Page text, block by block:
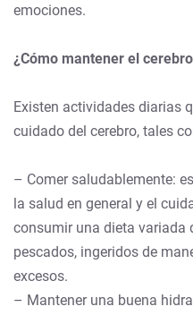
emociones.
¿Cómo mantener el
Existen actividades diarias
cuidado del cerebro, tales
– Comer saludablemente:
la salud en general y el
consumir una dieta variada
pescados, ingeridos de
excesos.
– Mantener una buena